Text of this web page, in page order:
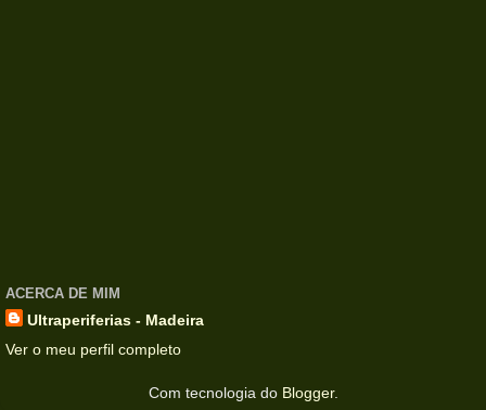
ACERCA DE MIM
Ultraperiferias - Madeira
Ver o meu perfil completo
Com tecnologia do Blogger.